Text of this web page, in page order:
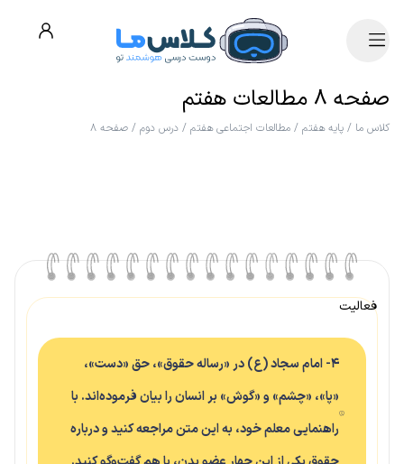
صفحه ۸ مطالعات هفتم
کلاس ما / پایه هفتم / مطالعات اجتماعی هفتم / درس دوم / صفحه ۸
فعالیت
۴- امام سجاد (ع) در «رساله حقوق»، حق «دست»،
«پا»، «چشم» و «گوش» بر انسان را بیان فرموده‌اند. با
راهنمایی معلم خود، به این متن مراجعه کنید و درباره